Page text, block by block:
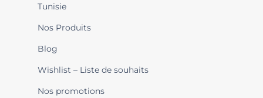
Tunisie
Nos Produits
Blog
Wishlist – Liste de souhaits
Nos promotions